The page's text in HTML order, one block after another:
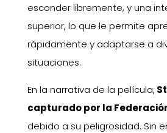
esconder libremente, y una
superior, lo que le permite
rápidamente y adaptarse a
situaciones.
En la narrativa de la película,
capturado por la
debido a su peligrosidad. Sin